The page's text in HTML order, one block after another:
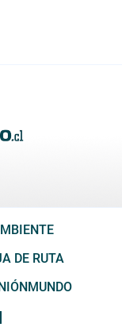
DE RUTA
MUNDO